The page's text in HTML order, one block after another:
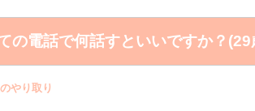
の電話で何話すといいですか？(29
やり取り